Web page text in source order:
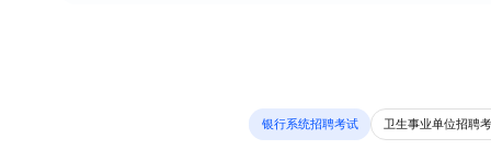
银行系统招聘考试 卫生事业单位招聘